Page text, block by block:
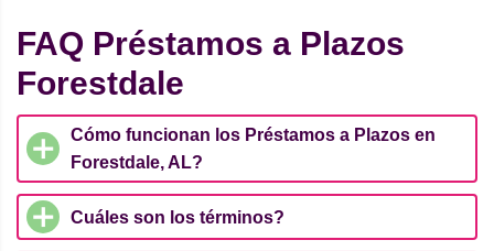
FAQ Préstamos a Plazos
Forestdale
Cómo funcionan los Préstamos a Plazos en
Forestdale, AL?
Cuáles son los términos?